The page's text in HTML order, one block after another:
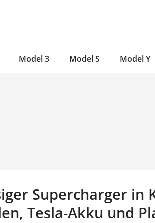
Model 3 Model S Model Y
Supercharger in
Tesla-Akku und